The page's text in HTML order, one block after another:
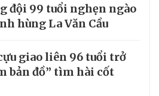
đội 99 tuổi nghẹn ngào
hùng La Văn Cầu
giao liên 96 tuổi trở
bản đồ” tìm hài cốt